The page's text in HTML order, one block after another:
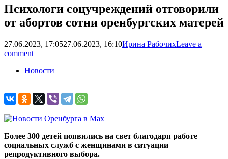
Психологи соцучреждений отговорили
от абортов сотни оренбургских матерей
27.06.2023, 17:0527.06.2023, 16:10Ирина РабочихLeave a
comment
Новости
Более 300 детей появились на свет благодаря работе
социальных служб с женщинами в ситуации
репродуктивного выбора.